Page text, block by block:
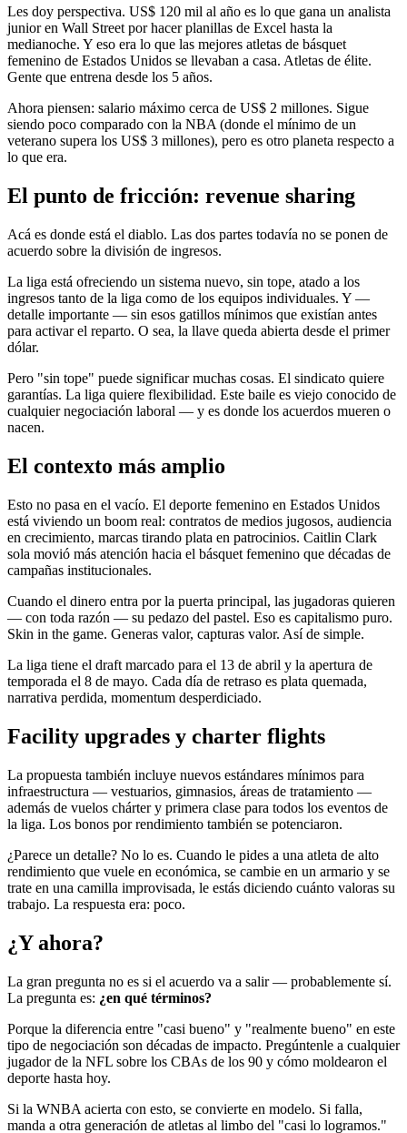
Les doy perspectiva. US$ 120 mil al año es lo que gana un analista
junior en Wall Street por hacer planillas de Excel hasta la
medianoche. Y eso era lo que las mejores atletas de básquet
femenino de Estados Unidos se llevaban a casa. Atletas de élite.
Gente que entrena desde los 5 años.
Ahora piensen: salario máximo cerca de US$ 2 millones. Sigue
siendo poco comparado con la NBA (donde el mínimo de un
veterano supera los US$ 3 millones), pero es otro planeta respecto a
lo que era.
El punto de fricción: revenue sharing
Acá es donde está el diablo. Las dos partes todavía no se ponen de
acuerdo sobre la división de ingresos.
La liga está ofreciendo un sistema nuevo, sin tope, atado a los
ingresos tanto de la liga como de los equipos individuales. Y —
detalle importante — sin esos gatillos mínimos que existían antes
para activar el reparto. O sea, la llave queda abierta desde el primer
dólar.
Pero "sin tope" puede significar muchas cosas. El sindicato quiere
garantías. La liga quiere flexibilidad. Este baile es viejo conocido de
cualquier negociación laboral — y es donde los acuerdos mueren o
nacen.
El contexto más amplio
Esto no pasa en el vacío. El deporte femenino en Estados Unidos
está viviendo un boom real: contratos de medios jugosos, audiencia
en crecimiento, marcas tirando plata en patrocinios. Caitlin Clark
sola movió más atención hacia el básquet femenino que décadas de
campañas institucionales.
Cuando el dinero entra por la puerta principal, las jugadoras quieren
— con toda razón — su pedazo del pastel. Eso es capitalismo puro.
Skin in the game. Generas valor, capturas valor. Así de simple.
La liga tiene el draft marcado para el 13 de abril y la apertura de
temporada el 8 de mayo. Cada día de retraso es plata quemada,
narrativa perdida, momentum desperdiciado.
Facility upgrades y charter flights
La propuesta también incluye nuevos estándares mínimos para
infraestructura — vestuarios, gimnasios, áreas de tratamiento —
además de vuelos chárter y primera clase para todos los eventos de
la liga. Los bonos por rendimiento también se potenciaron.
¿Parece un detalle? No lo es. Cuando le pides a una atleta de alto
rendimiento que vuele en económica, se cambie en un armario y se
trate en una camilla improvisada, le estás diciendo cuánto valoras su
trabajo. La respuesta era: poco.
¿Y ahora?
La gran pregunta no es si el acuerdo va a salir — probablemente sí.
La pregunta es: ¿en qué términos?
Porque la diferencia entre "casi bueno" y "realmente bueno" en este
tipo de negociación son décadas de impacto. Pregúntenle a cualquier
jugador de la NFL sobre los CBAs de los 90 y cómo moldearon el
deporte hasta hoy.
Si la WNBA acierta con esto, se convierte en modelo. Si falla,
manda a otra generación de atletas al limbo del "casi lo logramos."